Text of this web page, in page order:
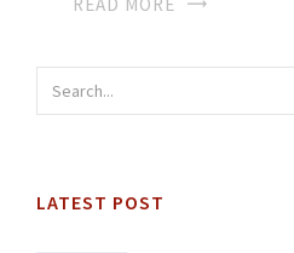
READ MORE
LATEST POST